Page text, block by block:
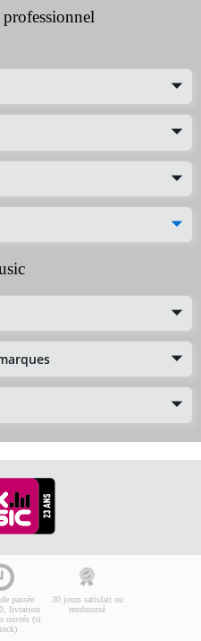
passée
livraison
ouvrés (si
30 jours satisfait ou
remboursé